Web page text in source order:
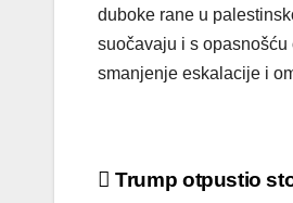
duboke rane u
suočavaju i s
smanjenje eskalacije i
Post
Trump otpustio